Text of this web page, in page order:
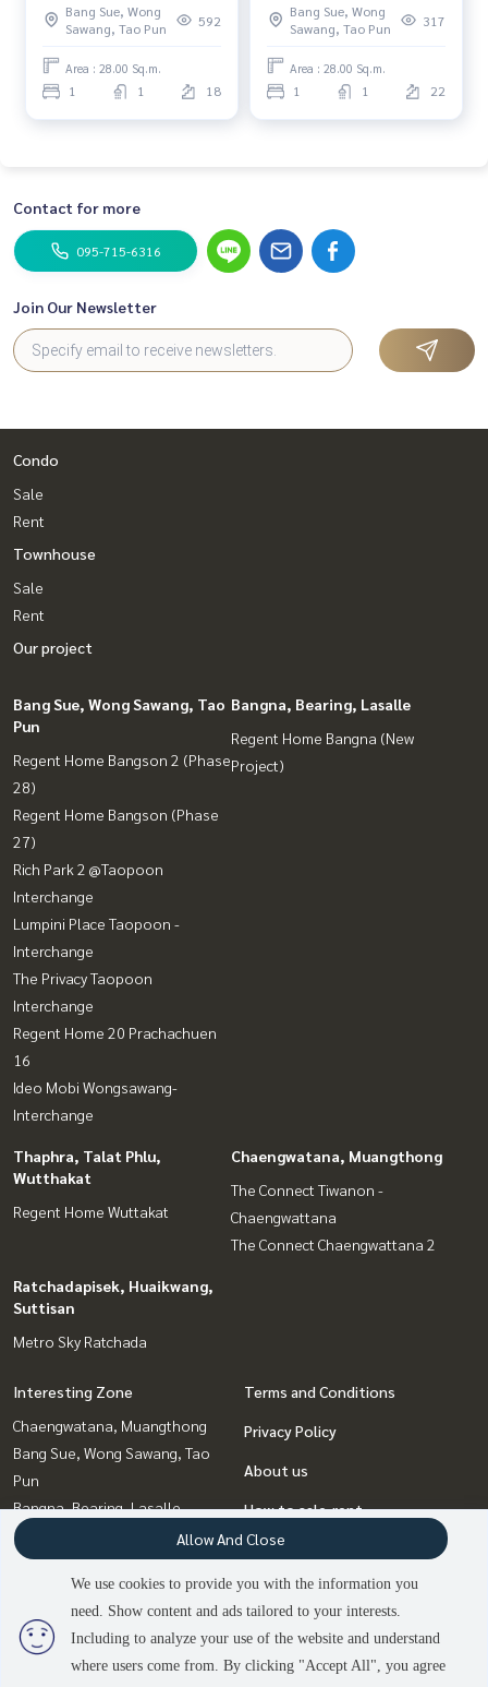
big, full, has a washing
machine #Regent Home
Bang Hide 28 ❤️ Rent 7,500
baht
Bang Sue, Wong
Sawang, Tao Pun
592
Area : 28.00 Sq.m.
1 1 18
ทำงาน 👩🏻 พักคนเดียวนะคะ ‼️
Bang Sue, Wong
Sawang, Tao Pun
317
Area : 28.00 Sq.m.
1 1 22
2 people are viewing
Contact us
Contact for more
095-715-6316
Join Our Newsletter
Condo
Sale
Rent
Townhouse
Sale
Rent
Our project
Bang Sue, Wong Sawang, Tao
Pun
Regent Home Bangson 2 (Phase
28)
Regent Home Bangson (Phase
27)
Rich Park 2 @Taopoon
Interchange
Lumpini Place Taopoon -
Interchange
The Privacy Taopoon
Interchange
Regent Home 20 Prachachuen
16
Ideo Mobi Wongsawang-
Interchange
Bangna, Bearing, Lasalle
Regent Home Bangna (New
Project)
Thaphra, Talat Phlu,
Wutthakat
Regent Home Wuttakat
Chaengwatana, Muangthong
The Connect Tiwanon -
Chaengwattana
The Connect Chaengwattana 2
Ratchadapisek, Huaikwang,
Suttisan
Metro Sky Ratchada
Interesting Zone
Chaengwatana, Muangthong
Bang Sue, Wong Sawang, Tao
Pun
Bangna, Bearing, Lasalle
Ratchadapisek, Huaikwang,
Suttisan
Thaphra, Talat Phlu,
Wutthakat
Terms and Conditions
Privacy Policy
About us
How to sale-rent
Contact
We use cookies to provide you with the information you
need. Show content and ads tailored to your interests.
Including to analyze your use of the website and understand
where users come from. By clicking "Accept All", you agree
Allow And Close